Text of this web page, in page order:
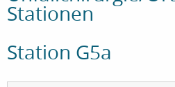
Stationen
Station G5a